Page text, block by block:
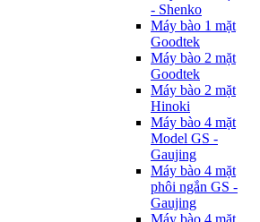
- Shenko
Máy bào 1 mặt
Goodtek
Máy bào 2 mặt
Goodtek
Máy bào 2 mặt
Hinoki
Máy bào 4 mặt
Model GS -
Gaujing
Máy bào 4 mặt
phôi ngắn GS -
Gaujing
Máy bào 4 mặt